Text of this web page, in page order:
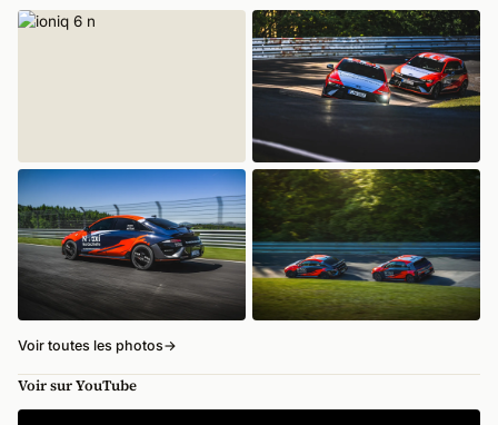
Voir toutes les photos→
Voir sur YouTube